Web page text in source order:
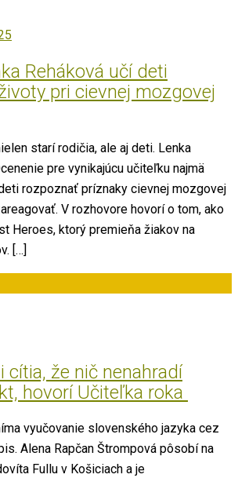
Reháková učí deti
pri cievnej mozgovej
starí rodičia, ale aj deti. Lenka
pre vynikajúcu učiteľku najmä
rozpoznať príznaky cievnej mozgovej
V rozhovore hovorí o tom, ako
Heroes, ktorý premieňa žiakov na
[…]
cítia, že nič nenahradí
hovorí Učiteľka roka
vyučovanie slovenského jazyka cez
Alena Rapčan Štrompová pôsobí na
Fullu v Košiciach a je